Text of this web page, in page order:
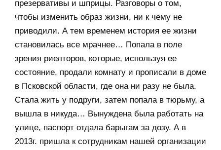
презервативы и шприцы. Разговоры о том,
чтобы изменить образ жизни, ни к чему не
приводили. А тем временем история ее жизни
становилась все мрачнее… Попала в поле
зрения риелторов, которые, используя ее
состояние, продали комнату и прописали в доме
в Псковской области, где она ни разу не была.
Стала жить у подруги, затем попала в тюрьму, а
вышла в никуда… Вынуждена была работать на
улице, паспорт отдала барыгам за дозу. А в
2013г. пришла к сотрудникам нашей организации